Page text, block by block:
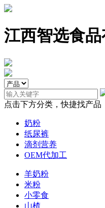
江西智选食品
点击下方分类，快捷找产品
奶粉
纸尿裤
滴剂营养
OEM代加工
羊奶粉
米粉
小零食
山楂